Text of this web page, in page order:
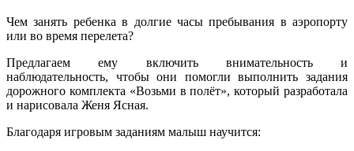
Чем занять ребенка в долгие часы пребывания в аэропорту
или во время перелета?
Предлагаем ему включить внимательность и
наблюдательность, чтобы они помогли выполнить задания
дорожного комплекта «Возьми в полёт», который разработала
и нарисовала Женя Ясная.
Благодаря игровым заданиям малыш научится: